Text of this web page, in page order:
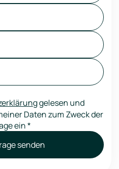
gelesen und
Daten zum Zweck der
ein*
senden